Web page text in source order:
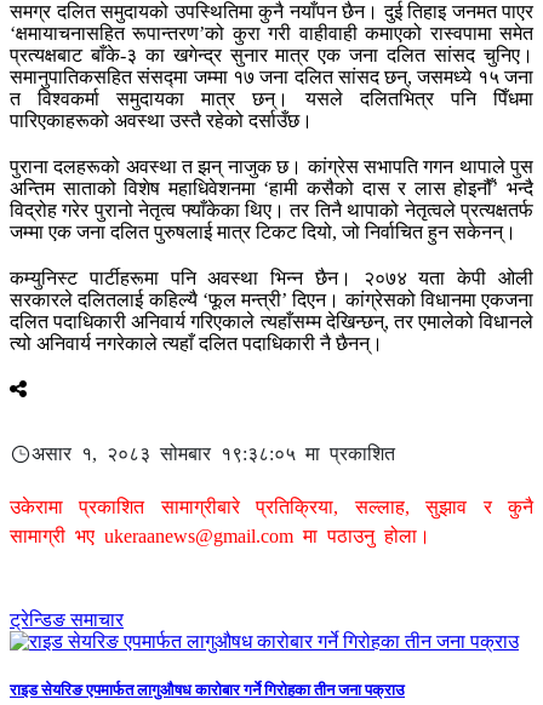
समग्र दलित समुदायको उपस्थितिमा कुनै नयाँपन छैन। दुई तिहाइ जनमत पाएर
‘क्षमायाचनासहित रूपान्तरण’को कुरा गरी वाहीवाही कमाएको रास्वपामा समेत
प्रत्यक्षबाट बाँके-३ का खगेन्द्र सुनार मात्र एक जना दलित सांसद चुनिए।
समानुपातिकसहित संसद्मा जम्मा १७ जना दलित सांसद छन्, जसमध्ये १५ जना
त विश्वकर्मा समुदायका मात्र छन्। यसले दलितभित्र पनि पिँधमा
पारिएकाहरूको अवस्था उस्तै रहेको दर्साउँछ।
पुराना दलहरूको अवस्था त झन् नाजुक छ। कांग्रेस सभापति गगन थापाले पुस
अन्तिम साताको विशेष महाधिवेशनमा ‘हामी कसैको दास र लास होइनौँ’ भन्दै
विद्रोह गरेर पुरानो नेतृत्व फ्याँकेका थिए। तर तिनै थापाको नेतृत्वले प्रत्यक्षतर्फ
जम्मा एक जना दलित पुरुषलाई मात्र टिकट दियो, जो निर्वाचित हुन सकेनन्।
कम्युनिस्ट पार्टीहरूमा पनि अवस्था भिन्न छैन। २०७४ यता केपी ओली
सरकारले दलितलाई कहिल्यै ‘फूल मन्त्री’ दिएन। कांग्रेसको विधानमा एकजना
दलित पदाधिकारी अनिवार्य गरिएकाले त्यहाँसम्म देखिन्छन्, तर एमालेको विधानले
त्यो अनिवार्य नगरेकाले त्यहाँ दलित पदाधिकारी नै छैनन्।
असार १, २०८३ सोमबार १९:३८:०५ मा प्रकाशित
उकेरामा प्रकाशित सामाग्रीबारे प्रतिक्रिया, सल्लाह, सुझाव र कुनै
सामाग्री भए ukeraanews@gmail.com मा पठाउनु होला।
ट्रेन्डिङ समाचार
राइड सेयरिङ एपमार्फत लागुऔषध कारोबार गर्ने गिरोहका तीन जना पक्राउ